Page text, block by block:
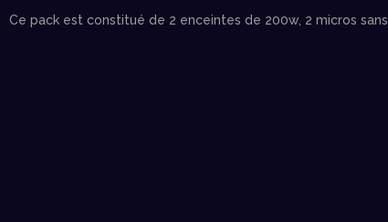
Ce pack est constitué de 2 enceintes de 200w, 2 micros